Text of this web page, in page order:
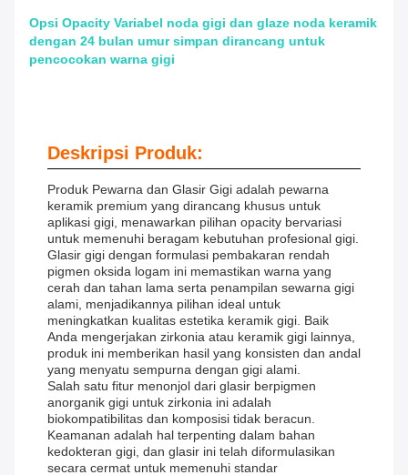
Opsi Opacity Variabel noda gigi dan glaze noda keramik
dengan 24 bulan umur simpan dirancang untuk
pencocokan warna gigi
Deskripsi Produk:
Produk Pewarna dan Glasir Gigi adalah pewarna
keramik premium yang dirancang khusus untuk
aplikasi gigi, menawarkan pilihan opacity bervariasi
untuk memenuhi beragam kebutuhan profesional gigi.
Glasir gigi dengan formulasi pembakaran rendah
pigmen oksida logam ini memastikan warna yang
cerah dan tahan lama serta penampilan sewarna gigi
alami, menjadikannya pilihan ideal untuk
meningkatkan kualitas estetika keramik gigi. Baik
Anda mengerjakan zirkonia atau keramik gigi lainnya,
produk ini memberikan hasil yang konsisten dan andal
yang menyatu sempurna dengan gigi alami.
Salah satu fitur menonjol dari glasir berpigmen
anorganik gigi untuk zirkonia ini adalah
biokompatibilitas dan komposisi tidak beracun.
Keamanan adalah hal terpenting dalam bahan
kedokteran gigi, dan glasir ini telah diformulasikan
secara cermat untuk memenuhi standar